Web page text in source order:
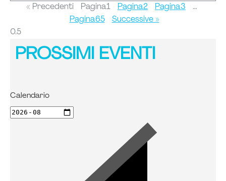
« Precedenti Pagina1 Pagina2 Pagina3
…
Pagina65 Successive »
PROSSIMI EVENTI
Calendario